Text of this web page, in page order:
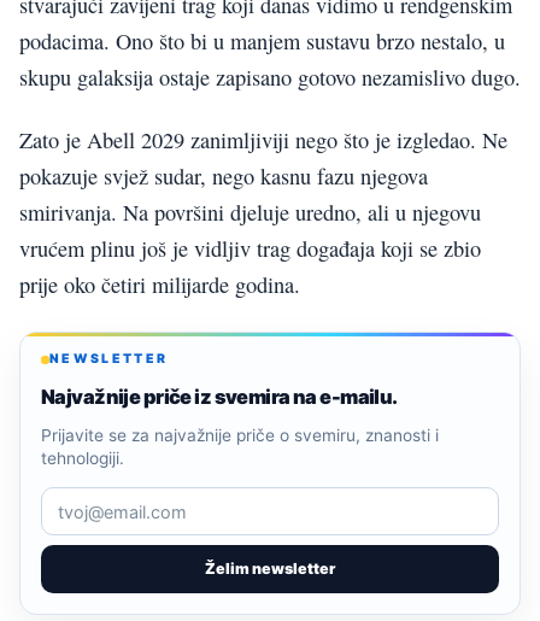
podacima. Ono što bi u manjem sustavu brzo nestalo, u
skupu galaksija ostaje zapisano gotovo nezamislivo dugo.
Zato je Abell 2029 zanimljiviji nego što je izgledao. Ne
pokazuje svjež sudar, nego kasnu fazu njegova
smirivanja. Na površini djeluje uredno, ali u njegovu
vrućem plinu još je vidljiv trag događaja koji se zbio
prije oko četiri milijarde godina.
NEWSLETTER
Najvažnije priče iz svemira na e-mailu.
Želim newsletter
Prijavite se za najvažnije priče o svemiru, znanosti i
tehnologiji.